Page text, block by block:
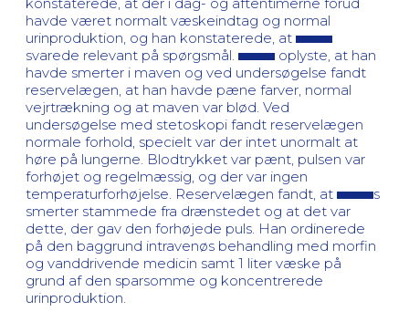
havde været normalt væskeindtag og normal
urinproduktion, og han konstaterede, at
svarede relevant på spørgsmål.
oplyste, at han
havde smerter i maven og ved undersøgelse fandt
reservelægen, at han havde pæne farver, normal
vejrtrækning og at maven var blød. Ved
undersøgelse med stetoskopi fandt reservelægen
normale forhold, specielt var der intet unormalt at
høre på lungerne. Blodtrykket var pænt, pulsen var
forhøjet og regelmæssig, og der var ingen
temperaturforhøjelse. Reservelægen fandt, at
s
smerter stammede fra drænstedet og at det var
dette, der gav den forhøjede puls. Han ordinerede
på den baggrund intravenøs behandling med morfin
og vanddrivende medicin samt 1 liter væske på
grund af den sparsomme og koncentrerede
urinproduktion.